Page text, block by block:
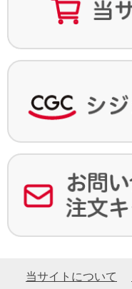
当サイトについて